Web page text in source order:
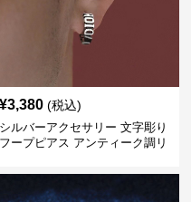
¥3,380 (税込)
シルバーアクセサリー 文字彫り
フープピアス アンティーク調リ